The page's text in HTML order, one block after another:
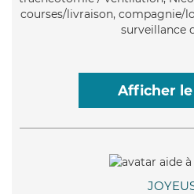
courses/livraison, compagnie/
surveillance
Afficher